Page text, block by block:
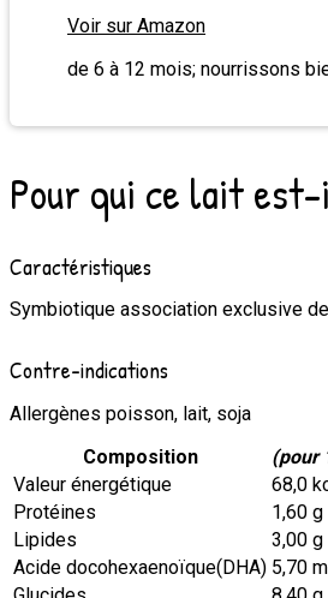
Voir sur Amazon
de 6 à 12 mois; nourrissons
Pour qui ce lait
Caractéristiques
Symbiotique association exclusive
Contre-indications
Allergènes poisson, lait, soja
Composition
(pour
Valeur énergétique
68,0
Protéines
1,60 g
Lipides
3,00 g
Acide docohexaenoïque(DHA) 5,70